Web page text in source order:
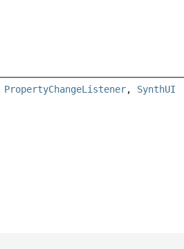
PropertyChangeListener, SynthUI